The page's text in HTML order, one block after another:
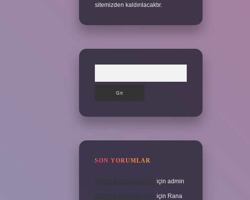
sitemizden kaldırılacaktır.
SON YORUMLAR
İKizler Burcu Şanslı Mı için admin
İKizler Burcu Şanslı Mı için Rana